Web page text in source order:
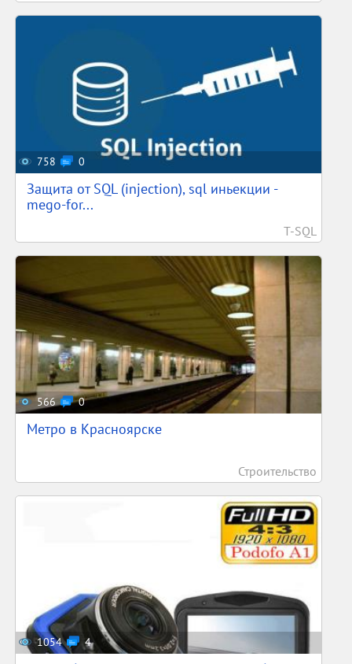
758 0
Защита от SQL (injection), sql иньекции -
mego-for...
T-SQL
566 0
Метро в Красноярске
Строительство
1054 4